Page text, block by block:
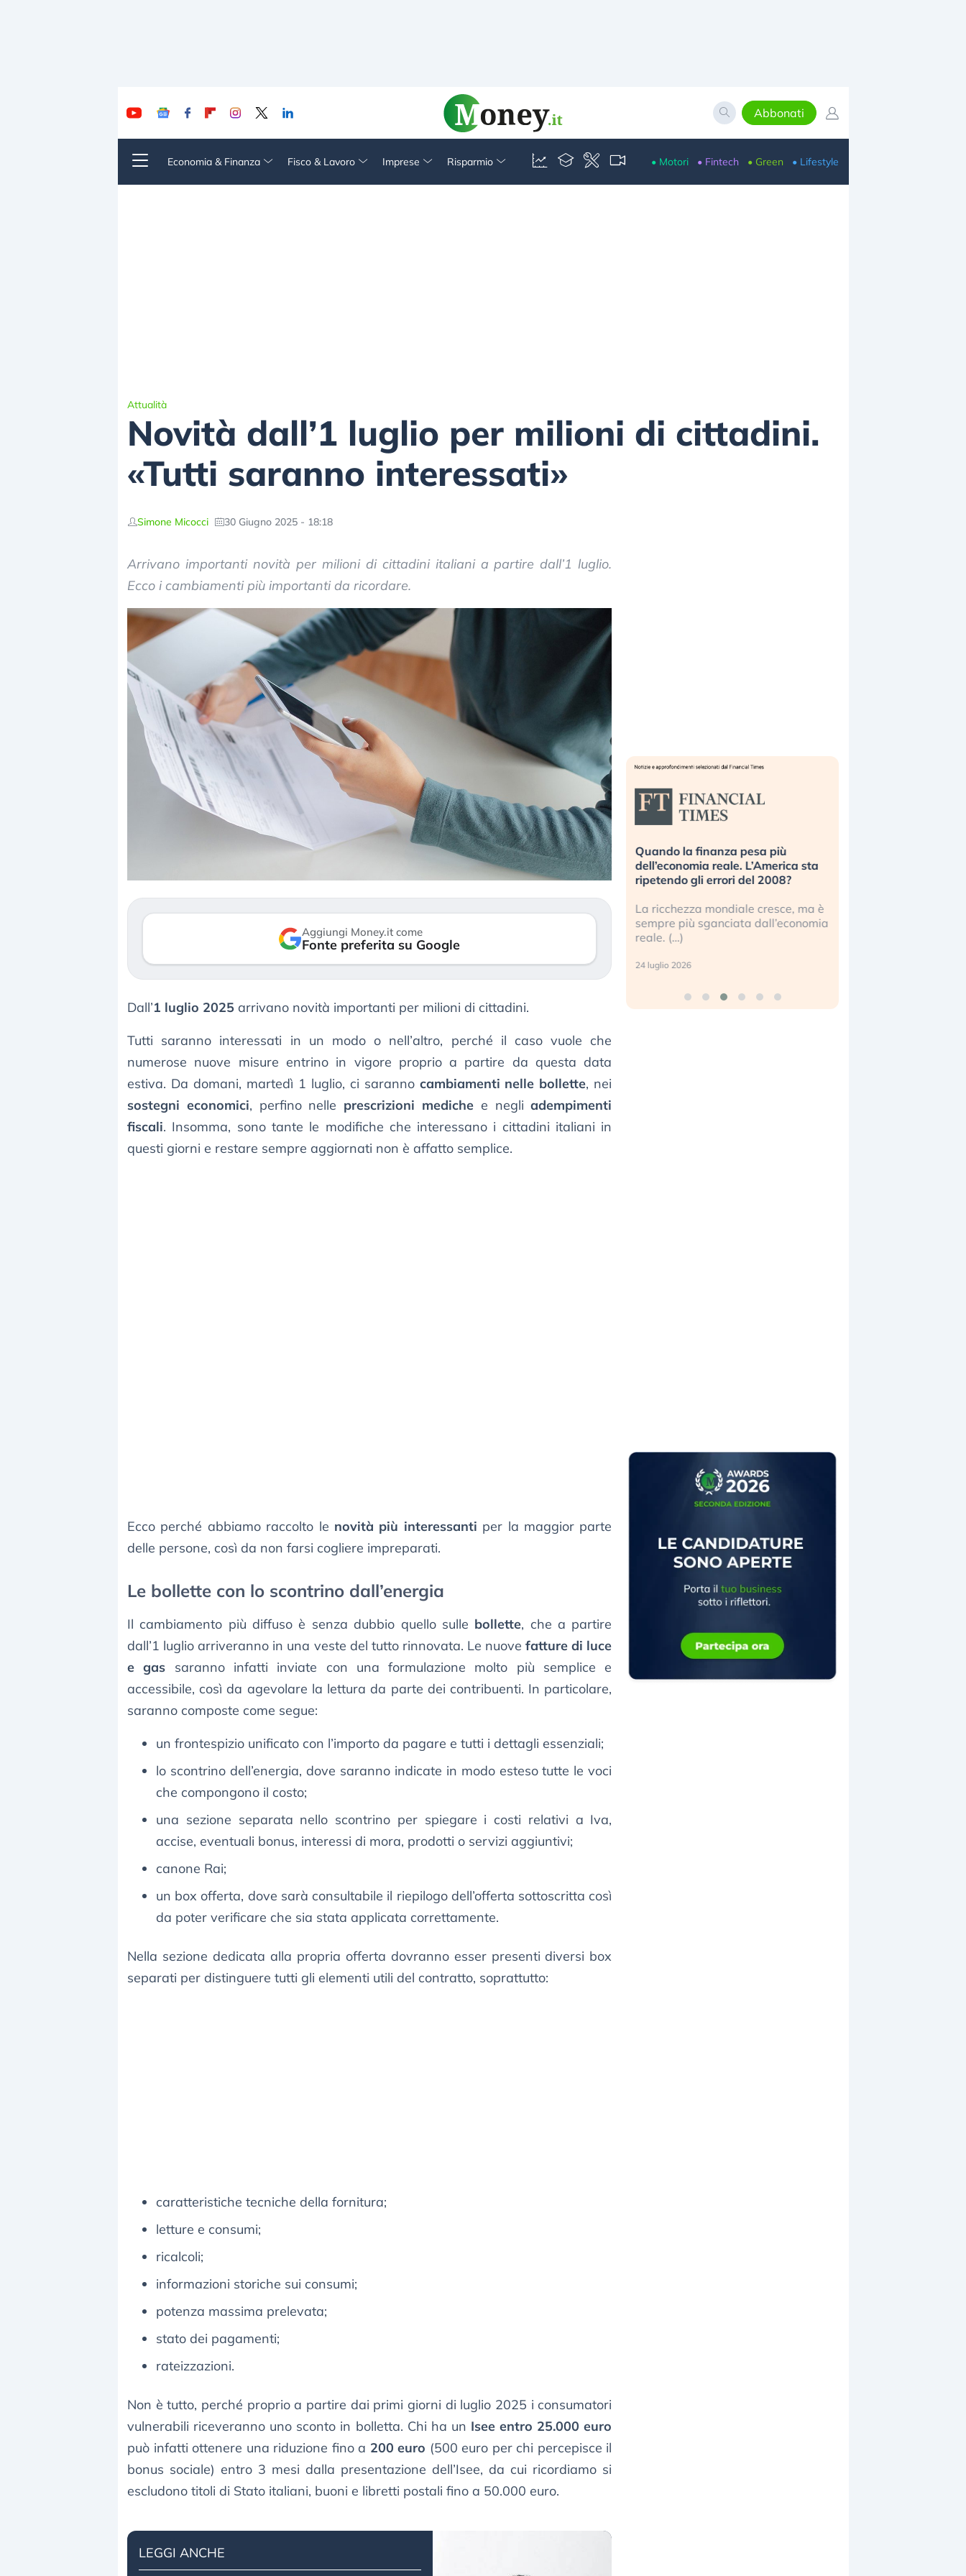
Abbonati
Economia & Finanza Fisco & Lavoro Imprese Risparmio • Motori • Fintech • Green • Lifestyle
Attualità
Novità dall’1 luglio per milioni di cittadini.
«Tutti saranno interessati»
Simone Micocci 30 Giugno 2025 - 18:18
Arrivano importanti novità per milioni di cittadini italiani a partire dall’1 luglio.
Ecco i cambiamenti più importanti da ricordare.
Aggiungi Money.it come
Fonte preferita su Google
Dall’1 luglio 2025 arrivano novità importanti per milioni di cittadini.
Tutti saranno interessati in un modo o nell’altro, perché il caso vuole che
numerose nuove misure entrino in vigore proprio a partire da questa data
estiva. Da domani, martedì 1 luglio, ci saranno cambiamenti nelle bollette, nei
sostegni economici, perfino nelle prescrizioni medichee negliadempimenti
fiscali. Insomma, sono tante le modifiche che interessano i cittadini italiani in
questi giorni e restare sempre aggiornati non è affatto semplice.
Ecco perché abbiamo raccolto le novità più interessanti per la maggior parte
delle persone, così da non farsi cogliere impreparati.
Le bollette con lo scontrino dall’energia
Il cambiamento più diffuso è senza dubbio quello sulle bollette, che a partire
dall’1 luglio arriveranno in una veste del tutto rinnovata. Le nuovefatture di luce
e gas saranno infatti inviate con una formulazione molto più semplice e
accessibile, così da agevolare la lettura da parte dei contribuenti. In particolare,
saranno composte come segue:
un frontespizio unificato con l’importo da pagare e tutti i dettagli essenziali;
lo scontrino dell’energia, dove saranno indicate in modo esteso tutte le voci
che compongono il costo;
una sezione separata nello scontrino per spiegare i costi relativi a Iva,
accise, eventuali bonus, interessi di mora, prodotti o servizi aggiuntivi;
canone Rai;
un box offerta, dove sarà consultabile il riepilogo dell’offerta sottoscritta così
da poter verificare che sia stata applicata correttamente.
Nella sezione dedicata alla propria offerta dovranno esser presenti diversi box
separati per distinguere tutti gli elementi utili del contratto, soprattutto:
caratteristiche tecniche della fornitura;
letture e consumi;
ricalcoli;
informazioni storiche sui consumi;
potenza massima prelevata;
stato dei pagamenti;
rateizzazioni.
Non è tutto, perché proprio a partire dai primi giorni di luglio 2025 i consumatori
vulnerabili riceveranno uno sconto in bolletta. Chi ha un Isee entro 25.000 euro
può infatti ottenere una riduzione fino a 200 euro (500 euro per chi percepisce il
bonus sociale) entro 3 mesi dalla presentazione dell’Isee, da cui ricordiamo si
escludono titoli di Stato italiani, buoni e libretti postali fino a 50.000 euro.
LEGGI ANCHE
Dalle valutazioni estreme alla
repricing degli asset?
3 agosto 2026
«La mia vita è rovinata». Investitori
in preda al panico dopo lo scoppio
della bolla AI
Kospi, mentre gli investitori retail (…)
30 luglio 2026
Quando la finanza pesa più
dell’economia reale. L’America sta
ripetendo gli errori del 2008?
La ricchezza mondiale cresce, ma è
sempre più sganciata dall’economia
reale. (…)
24 luglio 2026